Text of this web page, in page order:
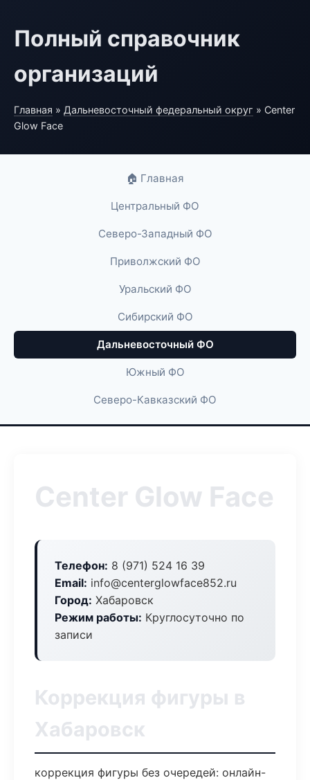
Полный справочник
организаций
Главная » Дальневосточный федеральный округ » Center
Glow Face
🏠 Главная
Центральный ФО
Северо-Западный ФО
Приволжский ФО
Уральский ФО
Сибирский ФО
Дальневосточный ФО
Южный ФО
Северо-Кавказский ФО
Center Glow Face
Телефон: 8 (971) 524 16 39
Email: info@centerglowface852.ru
Город: Хабаровск
Режим работы: Круглосуточно по
записи
Коррекция фигуры в
Хабаровск
коррекция фигуры без очередей: онлайн-